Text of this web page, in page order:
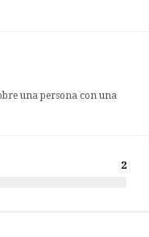
una persona con una
2